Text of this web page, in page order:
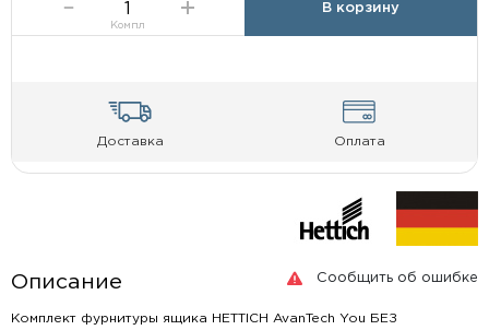
Компл
В корзину
Доставка Оплата
Сообщить об ошибке
Описание
Комплект фурнитуры ящика HETTICH AvanTech You БЕЗ